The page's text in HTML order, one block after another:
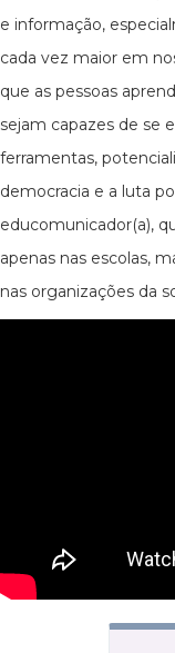
e informação,
cada vez maior em
que as pessoas
sejam capazes de se
ferramentas,
democracia e a luta
educomunicador(a),
apenas nas escolas,
nas organizações da